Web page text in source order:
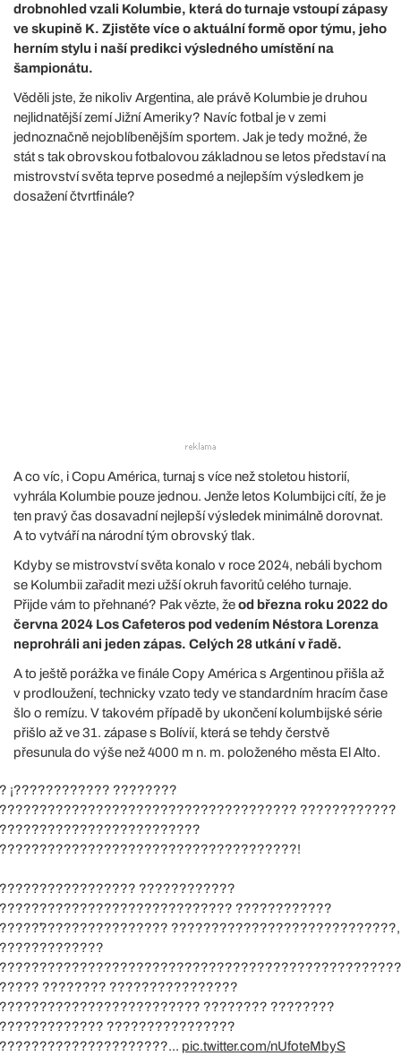
drobnohled vzali Kolumbie, která do turnaje vstoupí zápasy
ve skupině K. Zjistěte více o aktuální formě opor týmu, jeho
herním stylu i naší predikci výsledného umístění na
šampionátu.
Věděli jste, že nikoliv Argentina, ale právě Kolumbie je druhou
nejlidnatější zemí Jižní Ameriky? Navíc fotbal je v zemi
jednoznačně nejoblíbenějším sportem. Jak je tedy možné, že
stát s tak obrovskou fotbalovou základnou se letos představí na
mistrovství světa teprve posedmé a nejlepším výsledkem je
dosažení čtvrtfinále?
A co víc, i Copu América, turnaj s více než stoletou historií,
vyhrála Kolumbie pouze jednou. Jenže letos Kolumbijci cítí, že je
ten pravý čas dosavadní nejlepší výsledek minimálně dorovnat.
A to vytváří na národní tým obrovský tlak.
Kdyby se mistrovství světa konalo v roce 2024, nebáli bychom
se Kolumbii zařadit mezi užší okruh favoritů celého turnaje.
Přijde vám to přehnané? Pak vězte, žeod března roku 2022 do
června 2024 Los Cafeteros pod vedením Néstora Lorenza
neprohráli ani jeden zápas. Celých 28 utkání v řadě.
A to ještě porážka ve finále Copy América s Argentinou přišla až
v prodloužení, technicky vzato tedy ve standardním hracím čase
šlo o remízu. V takovém případě by ukončení kolumbijské série
přišlo až ve 31. zápase s Bolívií, která se tehdy čerstvě
přesunula do výše než 4000 m n. m. položeného města El Alto.
¡???????????? ????????
????????????
????????????
????????????
????????????????????????????,
???????? ????????????????
???????? ????????
????????????????
pic.twitter.com/nUfoteMbyS